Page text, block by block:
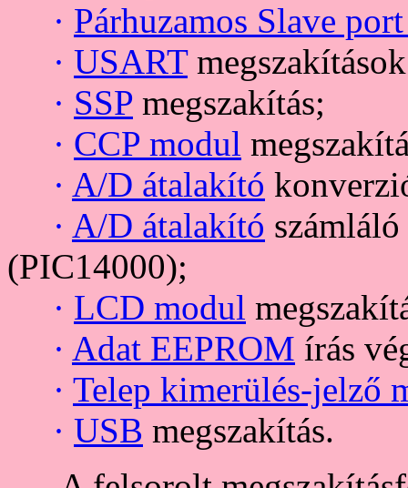
· Párhuzamos Slave
· USART
· SSP megszakítás;
· CCP modul
· A/D átalakító
· A/D átalakító
(PIC14000);
· LCD modul
· Adat EEPROM írás
· Telep kimerülés-jelző
· USB megszakítás.